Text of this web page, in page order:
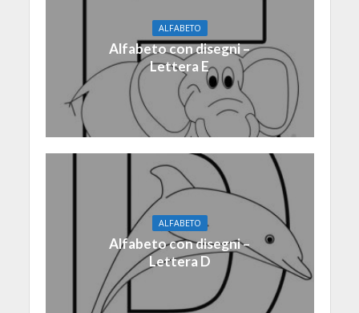
ALFABETO
Alfabeto con disegni –
Lettera E
ALFABETO
Alfabeto con disegni –
Lettera D